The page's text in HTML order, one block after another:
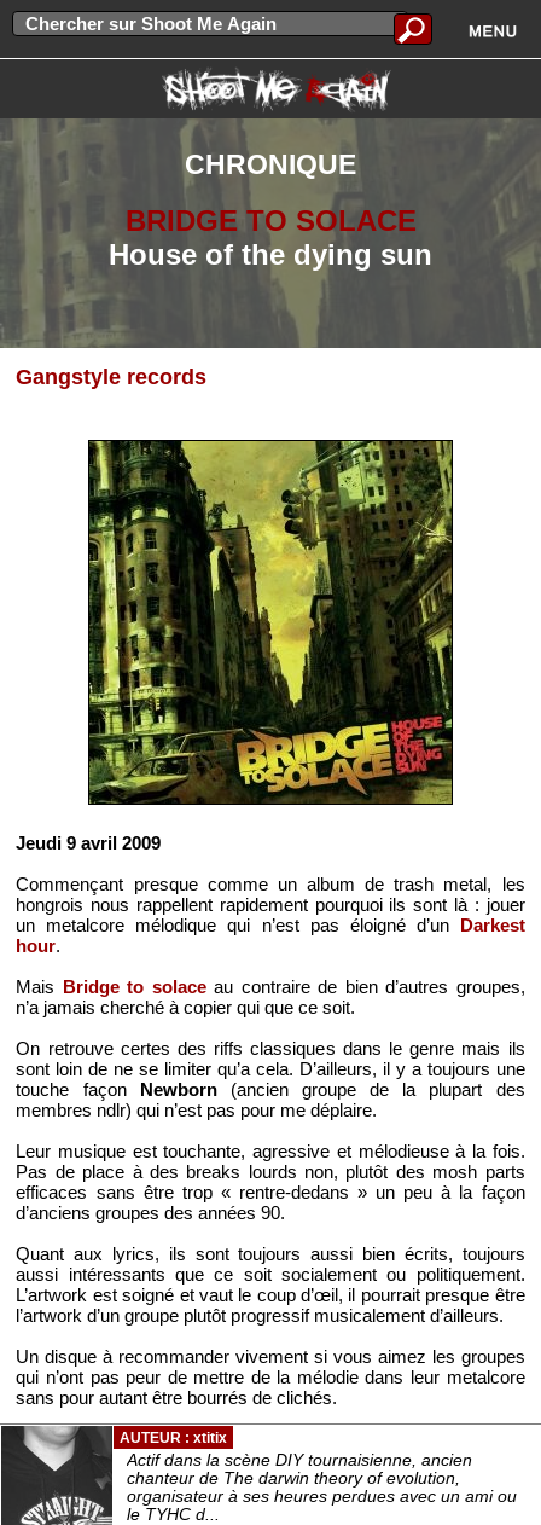
CHRONIQUE
BRIDGE TO SOLACE
House of the dying sun
Gangstyle records
Jeudi 9 avril 2009
Commençant presque comme un album de trash metal, les
hongrois nous rappellent rapidement pourquoi ils sont là : jouer
un metalcore mélodique qui n’est pas éloigné d’un Darkest
hour.
Mais Bridge to solaceau contraire de bien d’autres groupes,
n’a jamais cherché à copier qui que ce soit.
On retrouve certes des riffs classiques dans le genre mais ils
sont loin de ne se limiter qu’a cela. D’ailleurs, il y a toujours une
touche façon Newborn(ancien groupe de la plupart des
membres ndlr) qui n’est pas pour me déplaire.
Leur musique est touchante, agressive et mélodieuse à la fois.
Pas de place à des breaks lourds non, plutôt des mosh parts
efficaces sans être trop « rentre-dedans » un peu à la façon
d’anciens groupes des années 90.
Quant aux lyrics, ils sont toujours aussi bien écrits, toujours
aussi intéressants que ce soit socialement ou politiquement.
L’artwork est soigné et vaut le coup d’œil, il pourrait presque être
l’artwork d’un groupe plutôt progressif musicalement d’ailleurs.
Un disque à recommander vivement si vous aimez les groupes
qui n’ont pas peur de mettre de la mélodie dans leur metalcore
sans pour autant être bourrés de clichés.
AUTEUR : xtitix
Actif dans la scène DIY tournaisienne, ancien
chanteur de The darwin theory of evolution,
organisateur à ses heures perdues avec un ami ou
le TYHC d...